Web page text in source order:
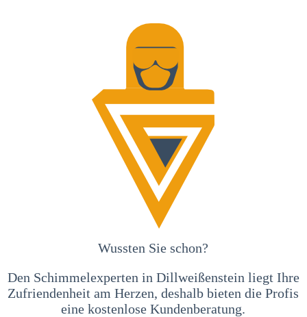
Wussten Sie schon?
Den Schimmelexperten in Dillweißenstein liegt Ihre
Zufriendenheit am Herzen, deshalb bieten die Profis
eine kostenlose Kundenberatung.